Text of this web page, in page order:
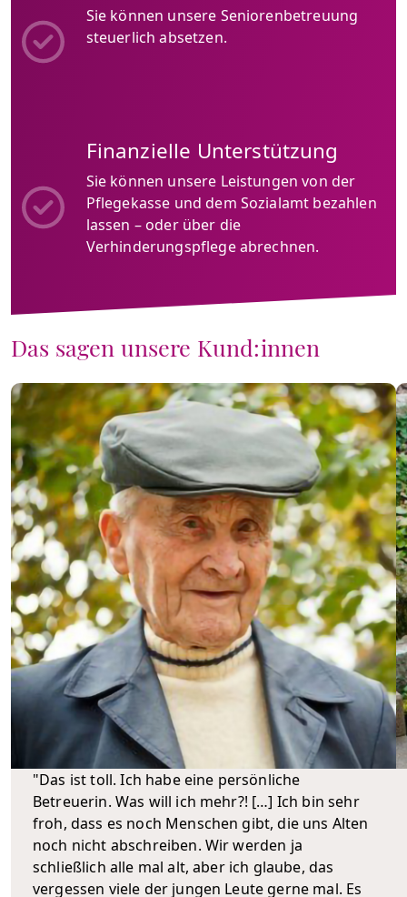
Sie können unsere Seniorenbetreuung
steuerlich absetzen.
Finanzielle Unterstützung
Sie können unsere Leistungen von der
Pflegekasse und dem Sozialamt bezahlen
lassen – oder über die
Verhinderungspflege abrechnen.
Das sagen unsere Kund:innen
"Das ist toll. Ich habe eine persönliche
Betreuerin. Was will ich mehr?! […] Ich bin sehr
froh, dass es noch Menschen gibt, die uns Alten
noch nicht abschreiben. Wir werden ja
schließlich alle mal alt, aber ich glaube, das
vergessen viele der jungen Leute gerne mal. Es